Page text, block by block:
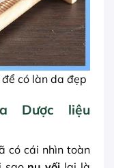
có làn da đẹp
Dược liệu
có cái nhìn toàn